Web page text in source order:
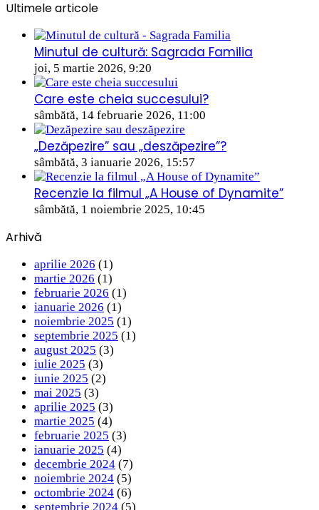
Ultimele articole
Minutul de cultură: Sagrada Familia
joi, 5 martie 2026, 9:20
Care este cheia succesului?
sâmbătă, 14 februarie 2026, 11:00
„Dezăpezire” sau „deszăpezire”?
sâmbătă, 3 ianuarie 2026, 15:57
Recenzie la filmul „A House of Dynamite”
sâmbătă, 1 noiembrie 2025, 10:45
Arhivă
aprilie 2026 (1)
martie 2026 (1)
februarie 2026 (1)
ianuarie 2026 (1)
noiembrie 2025 (1)
septembrie 2025 (1)
august 2025 (3)
iulie 2025 (3)
iunie 2025 (2)
mai 2025 (3)
aprilie 2025 (3)
martie 2025 (4)
februarie 2025 (3)
ianuarie 2025 (4)
decembrie 2024 (7)
noiembrie 2024 (5)
octombrie 2024 (6)
septembrie 2024 (5)